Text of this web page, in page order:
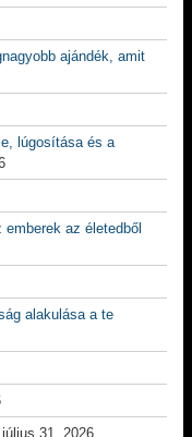
ajándék, amit
lúgosítása és a
az életedből
alakulása a te
július 31, 2026